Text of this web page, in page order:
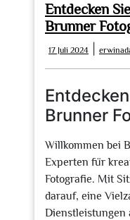
Entdecken
Brunner
17 Juli 2024
Juli
2024
Brunner
Willkommen bei
Experten für
Fotografie. Mit
darauf, eine
Dienstleistungen